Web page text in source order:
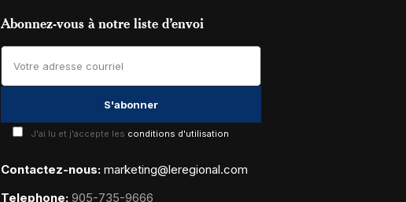
Abonnez-vous à notre liste d’envoi
J'ai lu et j'accepte les conditions d'utilisation
Contactez-nous: marketing@leregional.com
Telephone: 905-735-9666